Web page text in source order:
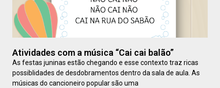
Atividades com a música “Cai cai balão”
As festas juninas estão chegando e esse contexto traz ricas
possiblidades de desdobramentos dentro da sala de aula. As
músicas do cancioneiro popular são uma